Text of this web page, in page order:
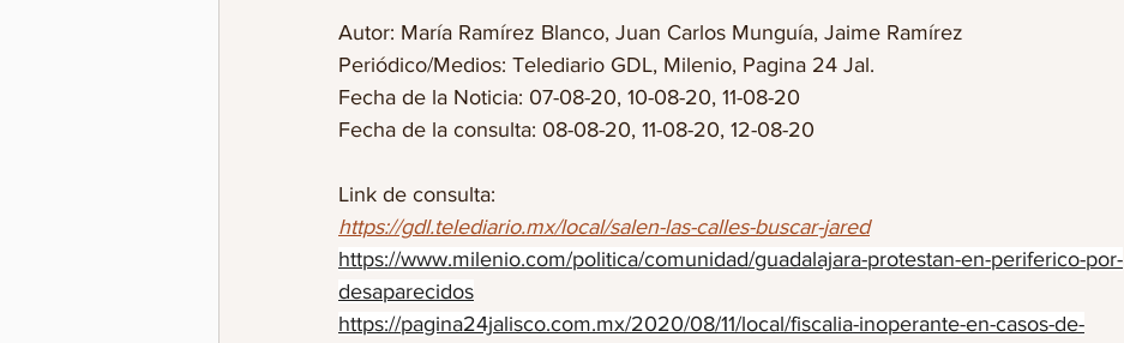
Autor: María Ramírez Blanco, Juan Carlos Munguía, Jaime Ramírez
Periódico/Medios: Telediario GDL, Milenio, Pagina 24 Jal.
Fecha de la Noticia: 07-08-20, 10-08-20, 11-08-20
Fecha de la consulta: 08-08-20, 11-08-20, 12-08-20
Link de consulta:
https://gdl.telediario.mx/local/salen-las-calles-buscar-jared
https://www.milenio.com/politica/comunidad/guadalajara-protestan-en-periferico-por-
desaparecidos
https://pagina24jalisco.com.mx/2020/08/11/local/fiscalia-inoperante-en-casos-de-